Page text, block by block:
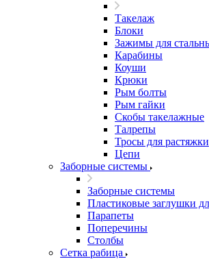
Такелаж
Блоки
Зажимы для
Карабины
Коуши
Крюки
Рым болты
Рым гайки
Скобы такелажные
Талрепы
Тросы для растяжки
Цепи
Заборные системы
Заборные системы
Пластиковые заглушки
Парапеты
Поперечины
Столбы
Сетка рабица